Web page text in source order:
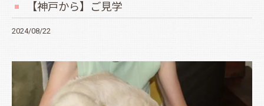
【神戸から】ご見学
2024/08/22